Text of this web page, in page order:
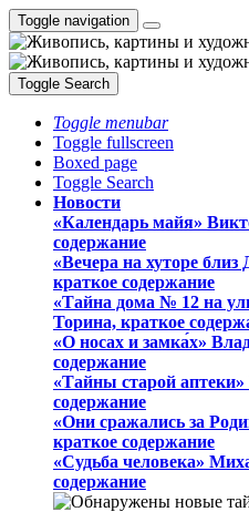
Toggle navigation
Toggle Search
Toggle menubar
Toggle fullscreen
Boxed page
Toggle Search
Новости
«Календарь майя»
содержание
«Вечера на хуторе
краткое содержание
«Тайна дома № 12 на
Торина, краткое
«О носах и замка́х»
содержание
«Тайны старой
содержание
«Они сражались за
краткое содержание
«Судьба человека»
содержание